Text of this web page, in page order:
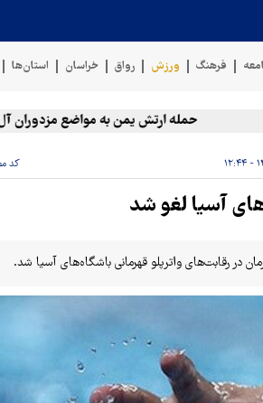
فرهنگ ورزش رواق خراسان استان‌ها
حمله ارتش یمن به مواضع مزدوران آل
کد
آسیا لغو شد
در رقابت‌های واترپلو قهرمانی باشگاه‌های آسیا شد.